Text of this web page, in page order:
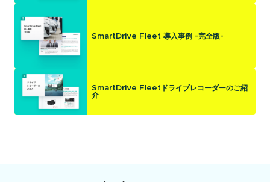
SmartDrive Fleet 導入事例 -完全版-
SmartDrive Fleetドライブレコーダーのご紹
介